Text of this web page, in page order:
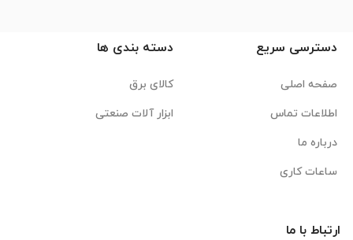
دسترسی سریع
صفحه اصلی
اطلاعات تماس
درباره ما
ساعات کاری
دسته بندی ها
کالای برق
ابزار آلات صنعتی
ارتباط با ما